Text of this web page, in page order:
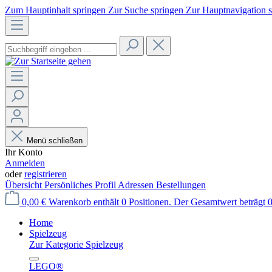
Zum Hauptinhalt springen Zur Suche springen Zur Hauptnavigation
Menü schließen
Ihr Konto
Anmelden
oderregistrieren
Übersicht Persönliches Profil Adressen Bestellungen
0,00 € Warenkorb enthält 0 Positionen. Der Gesamtwert beträgt
Home
Spielzeug
Zur Kategorie Spielzeug
LEGO®